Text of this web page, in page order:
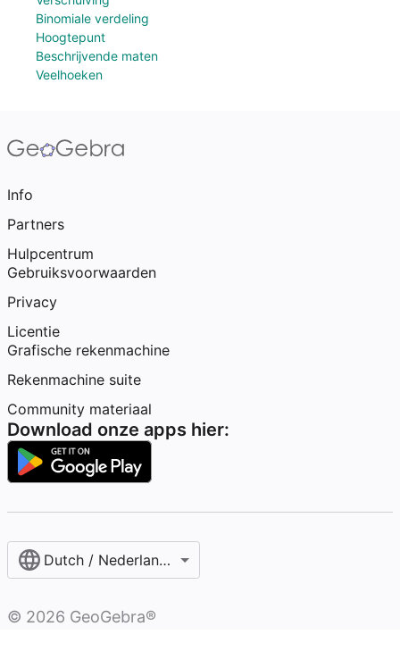
Binomiale verdeling
Hoogtepunt
Beschrijvende maten
Veelhoeken
Info
Partners
Hulpcentrum
Gebruiksvoorwaarden
Privacy
Licentie
Grafische rekenmachine
Rekenmachine suite
Community materiaal
Download onze apps hier:
Dutch / Nederlands‎ (België)‎
© 2026 GeoGebra®